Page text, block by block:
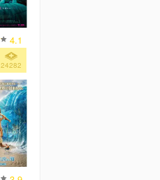
4.1
24282